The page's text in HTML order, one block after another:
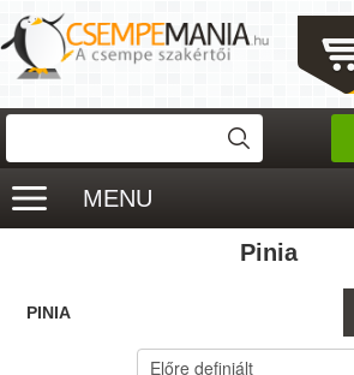
MENU
Pinia
PINIA